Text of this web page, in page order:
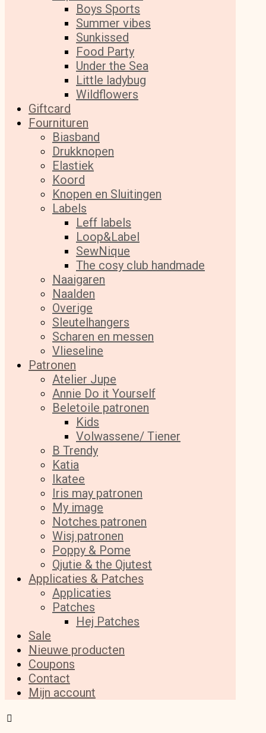
Boys Sports
Summer vibes
Sunkissed
Food Party
Under the Sea
Little ladybug
Wildflowers
Giftcard
Fournituren
Biasband
Drukknopen
Elastiek
Koord
Knopen en Sluitingen
Labels
Leff labels
Loop&Label
SewNique
The cosy club handmade
Naaigaren
Naalden
Overige
Sleutelhangers
Scharen en messen
Vlieseline
Patronen
Atelier Jupe
Annie Do it Yourself
Beletoile patronen
Kids
Volwassene/ Tiener
B Trendy
Katia
Ikatee
Iris may patronen
My image
Notches patronen
Wisj patronen
Poppy & Pome
Qjutie & the Qjutest
Applicaties & Patches
Applicaties
Patches
Hej Patches
Sale
Nieuwe producten
Coupons
Contact
Mijn account